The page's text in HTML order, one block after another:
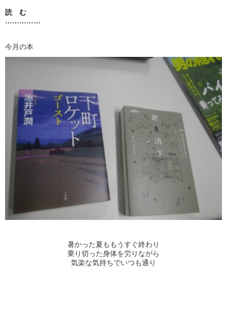
読 む
……………
今月の本
暑かった夏ももうすぐ終わり
乗り切った身体を労りながら
気楽な気持ちでいつも通り